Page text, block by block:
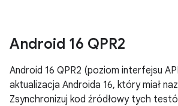
Android 16 QPR2
Android 16 QPR2 (poziom interfejsu
aktualizacja Androida 16, który miał
Zsynchronizuj kod źródłowy tych